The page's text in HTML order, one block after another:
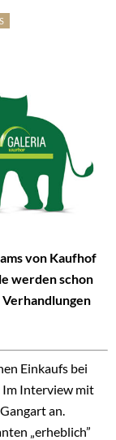
von Kaufhof
werden schon
Einkaufs bei
Im Interview mit
an.
„erheblich”